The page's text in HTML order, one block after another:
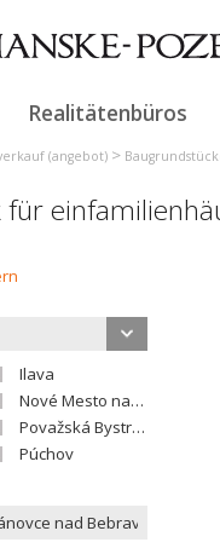
Realitätenbüros
(angebot) >
Ilava
Nové Mesto nad Váhom
Považská Bystrica
Púchov